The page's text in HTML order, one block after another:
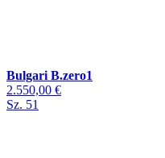
Bulgari B.zero1
2.550,00 €
Sz. 51